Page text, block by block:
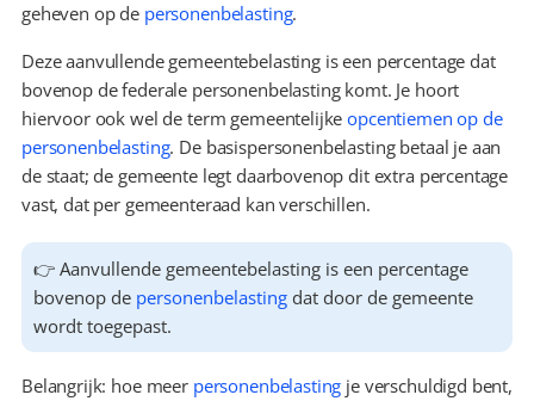
geheven op de personenbelasting.
Deze aanvullende gemeentebelasting is een percentage dat
bovenop de federale personenbelasting komt. Je hoort
hiervoor ook wel de term gemeentelijke opcentiemen op de
personenbelasting. De basispersonenbelasting betaal je aan
de staat; de gemeente legt daarbovenop dit extra percentage
vast, dat per gemeenteraad kan verschillen.
👉 Aanvullende gemeentebelasting is een percentage
bovenop de personenbelasting dat door de gemeente
wordt toegepast.
Belangrijk: hoe meer personenbelasting je verschuldigd bent,